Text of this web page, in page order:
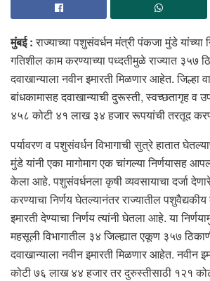
मुंबई :राज्याच्या पशुसंवर्धन मंत्री पंकजा मुंडे यांच्या
गतिशील काम करण्याच्या पध्दतीमुळे राज्यात ३५७
दवाखान्याला नवीन इमारती मिळणार आहेत. जिल्हा
बांधकामासह दवाखान्याची दुरूस्ती, स्वच्छतागृह व
४५८ कोटी ४१ लाख ३४ हजार रूपयांची तरतूद
पर्यावरण व पशुसंवर्धन विभागाची सुत्रे हातात
मुंडे यांनी एका मागोमाग एक चांगल्या निर्णयासह
केला आहे. पशुसंवर्धनला कृषी व्यवसायाचा दर्जा
करण्याचा निर्णय घेतल्यानंतर राज्यातील पशुवैद्यकीय
इमारती देण्याचा निर्णय त्यांनी घेतला आहे. या
महसूली विभागातील ३४ जिल्ह्यात एकूण ३५७
दवाखान्याला नवीन इमारती मिळणार आहेत. नवीन
कोटी ७६ लाख ४४ हजार तर दुरुस्तीसाठी १२१